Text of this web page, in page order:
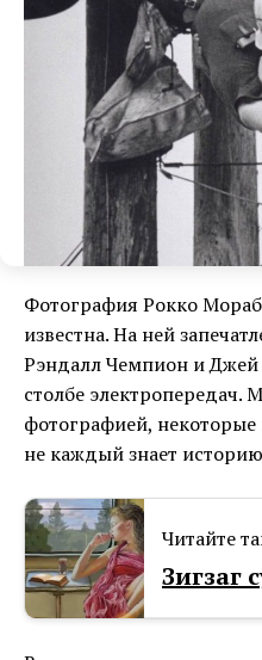
Фотография Рокко
известна. На ней
Рэндалл Чемпион и
столбе электропередач.
фотографией,
не каждый знает
Читайте
Зигзаг